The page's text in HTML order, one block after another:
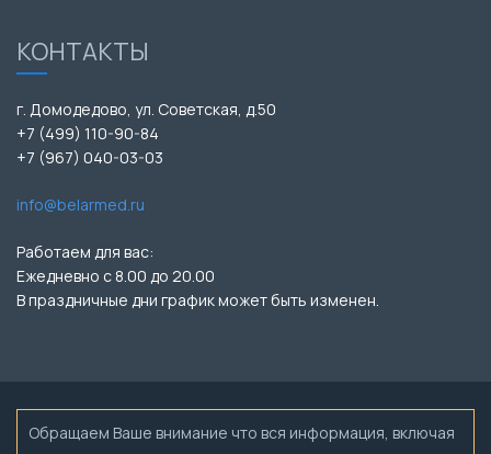
КОНТАКТЫ
г. Домодедово, ул. Советская, д.50
+7 (499) 110-90-84
+7 (967) 040-03-03
info@belarmed.ru
Работаем для вас:
Ежедневно с 8.00 до 20.00
В праздничные дни график может быть изменен.
Обращаем Ваше внимание что вся информация, включая